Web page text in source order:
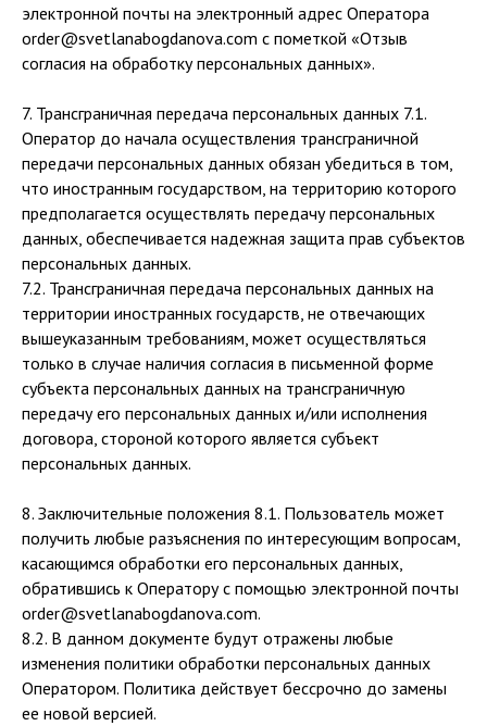
электронной почты на электронный адрес Оператора
order@svetlanabogdanova.com с пометкой «Отзыв
согласия на обработку персональных данных».
7. Трансграничная передача персональных данных 7.1.
Оператор до начала осуществления трансграничной
передачи персональных данных обязан убедиться в том,
что иностранным государством, на территорию которого
предполагается осуществлять передачу персональных
данных, обеспечивается надежная защита прав субъектов
персональных данных.
7.2. Трансграничная передача персональных данных на
территории иностранных государств, не отвечающих
вышеуказанным требованиям, может осуществляться
только в случае наличия согласия в письменной форме
субъекта персональных данных на трансграничную
передачу его персональных данных и/или исполнения
договора, стороной которого является субъект
персональных данных.
8. Заключительные положения 8.1. Пользователь может
получить любые разъяснения по интересующим вопросам,
касающимся обработки его персональных данных,
обратившись к Оператору с помощью электронной почты
order@svetlanabogdanova.com.
8.2. В данном документе будут отражены любые
изменения политики обработки персональных данных
Оператором. Политика действует бессрочно до замены
ее новой версией.